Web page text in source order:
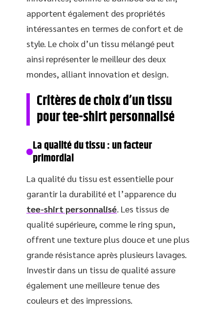
apportent également des propriétés
intéressantes en termes de confort et de
style. Le choix d’un tissu mélangé peut
ainsi représenter le meilleur des deux
mondes, alliant innovation et design.
Critères de choix d’un tissu
pour tee-shirt personnalisé
La qualité du tissu : un facteur
primordial
La qualité du tissu est essentielle pour
garantir la durabilité et l’apparence du
tee-shirt personnalisé. Les tissus de
qualité supérieure, comme le ring spun,
offrent une texture plus douce et une plus
grande résistance après plusieurs lavages.
Investir dans un tissu de qualité assure
également une meilleure tenue des
couleurs et des impressions.